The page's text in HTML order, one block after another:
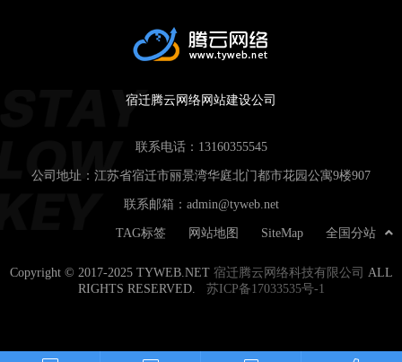
宿迁腾云网络网站建设公司
联系电话： 13160355545
公司地址：江苏省宿迁市丽景湾华庭北门都市花园公寓9楼907
联系邮箱： admin@tyweb.net
全国分站
SiteMap
网站地图
TAG标签
Copyright © 2017-2025 TYWEB.NET 宿迁腾云网络科技有限公司
ALL
RIGHTS RESERVED. 苏ICP备17033535号-1